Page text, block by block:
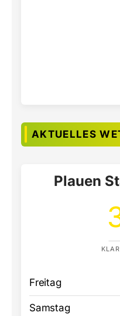
AKTUELLES
Plauen
Freitag
Samstag